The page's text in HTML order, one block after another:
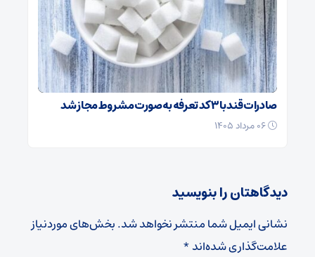
صادرات قند با ۳ کد تعرفه به‌صورت مشروط مجاز شد
دیدگاهتان را بنویسید
نشانی ایمیل شما منتشر نخواهد شد.بخش‌های موردنیاز
علامت‌گذاری شده‌اند*